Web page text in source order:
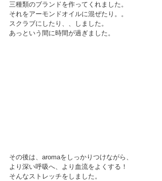
三種類のブランドを作ってくれました。
それをアーモンドオイルに混ぜたり。。
スクラブにしたり、、しました。
あっという間に時間が過ぎました。
その後は、aromaをしっかりつけながら、
より深い呼吸へ、より血流をよくする！
そんなストレッチをしました。